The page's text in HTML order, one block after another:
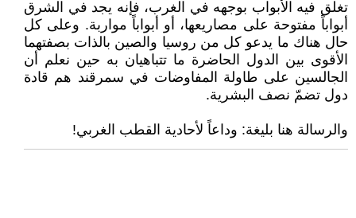
تغلق فيه الأبواب بوجهه في الغرب، فإنه يجد في الشرق
أبواباً مفتوحة على مصاريعها، أو أبواباً مواربة. وعلى كل
حال هناك ما يدعو كل من روسيا والصين بالذات بصفتهما
الأقوى بين الدول الحاضرة ما تتباهيان به حين نعلم أن
الجالسين على طاولة المفاوضات في سمرقند هم قادة
دول تضمّ نصف البشرية.
والرسالة هنا بليغة: وداعاً لأحادية القطب الغربي!